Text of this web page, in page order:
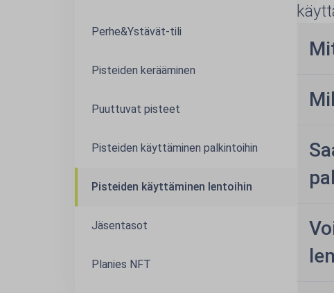
Perhe&Ystävät-tili
Pisteiden kerääminen
Puuttuvat pisteet
Pisteiden käyttäminen palkintoihin
Pisteiden käyttäminen lentoihin
Jäsentasot
Planies NFT